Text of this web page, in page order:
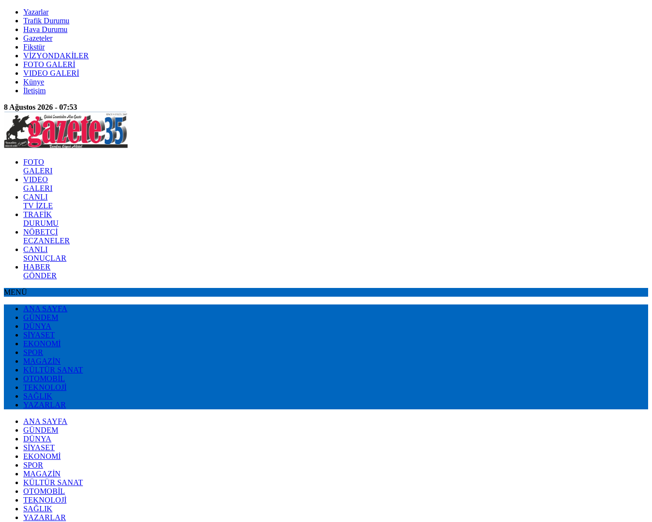
Yazarlar
Trafik Durumu
Hava Durumu
Gazeteler
Fikstür
VİZYONDAKİLER
FOTO GALERİ
VIDEO GALERİ
Künye
İletişim
8 Ağustos 2026 - 07:53
FOTO
GALERI
VIDEO
GALERI
CANLI
TV İZLE
TRAFİK
DURUMU
NÖBETÇİ
ECZANELER
CANLI
SONUÇLAR
HABER
GÖNDER
MENÜ
ANA SAYFA
GÜNDEM
DÜNYA
SİYASET
EKONOMİ
SPOR
MAGAZİN
KÜLTÜR SANAT
OTOMOBİL
TEKNOLOJİ
SAĞLIK
YAZARLAR
ANA SAYFA
GÜNDEM
DÜNYA
SİYASET
EKONOMİ
SPOR
MAGAZİN
KÜLTÜR SANAT
OTOMOBİL
TEKNOLOJİ
SAĞLIK
YAZARLAR